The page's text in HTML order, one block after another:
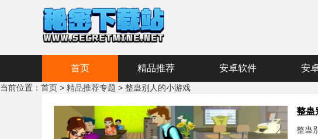
首页 精品推荐 安卓软件 安
当前位置： 首页 > 精品推荐专题 > 整蛊别人的小游戏
整蛊
整蛊